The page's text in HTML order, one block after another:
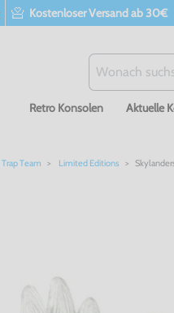
Kostenloser Versand ab 30€
Retro Konsolen Aktuelle
Trap Team Limited Editions